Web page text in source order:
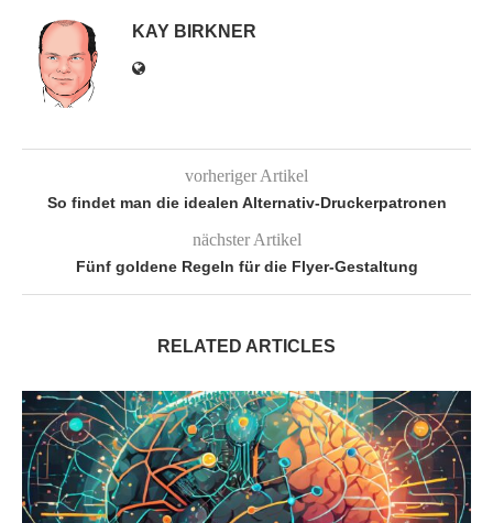
KAY BIRKNER
vorheriger Artikel
So findet man die idealen Alternativ-Druckerpatronen
nächster Artikel
Fünf goldene Regeln für die Flyer-Gestaltung
RELATED ARTICLES